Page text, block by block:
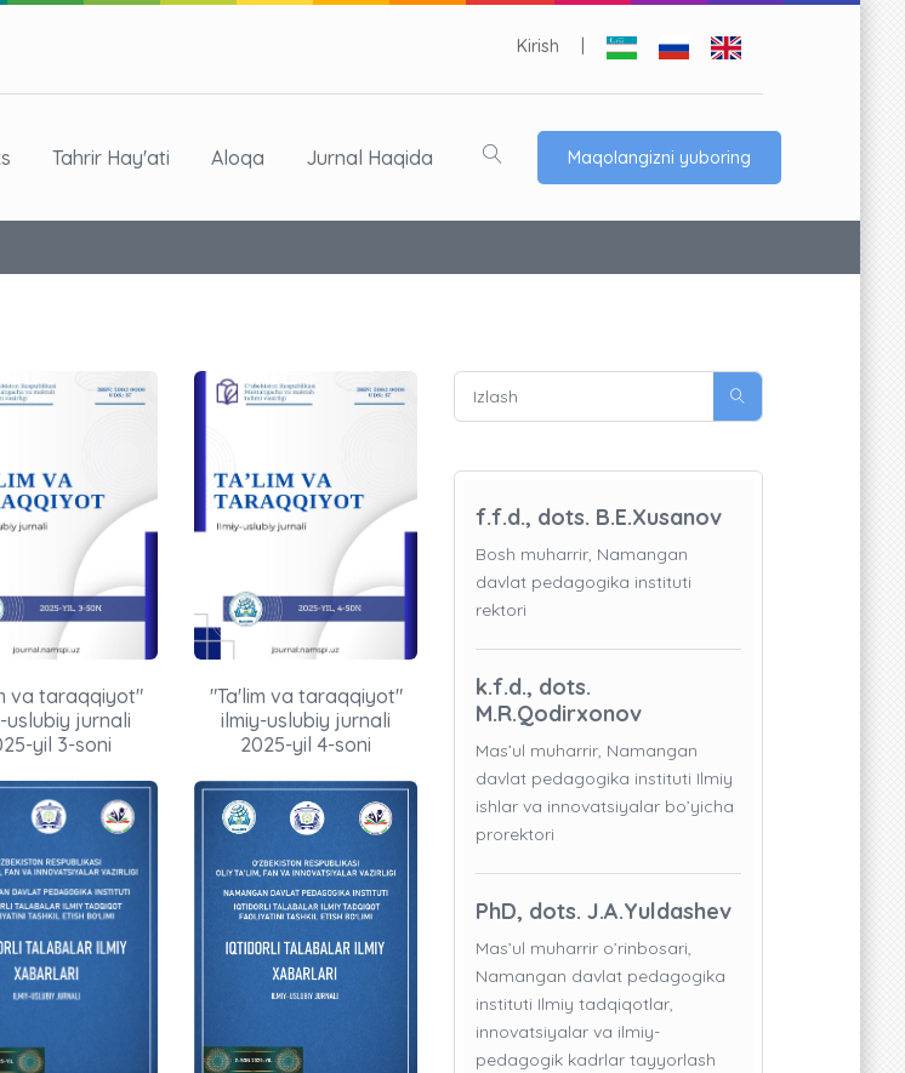
Kirish
Tahrir Hay'ati Aloqa Jurnal Haqida Maqolangizni yuboring
va taraqqiyot"
uslubiy jurnali
yil 3-soni
"Ta'lim va taraqqiyot"
ilmiy-uslubiy jurnali
2025-yil 4-soni
f.f.d., dots. B.E.Xusanov
Bosh muharrir, Namangan
davlat pedagogika instituti
rektori
k.f.d., dots.
M.R.Qodirxonov
Mas’ul muharrir, Namangan
davlat pedagogika instituti Ilmiy
ishlar va innovatsiyalar bo’yicha
prorektori
PhD, dots. J.A.Yuldashev
Mas’ul muharrir o’rinbosari,
Namangan davlat pedagogika
instituti Ilmiy tadqiqotlar,
innovatsiyalar va ilmiy-
pedagogik kadrlar tayyorlash